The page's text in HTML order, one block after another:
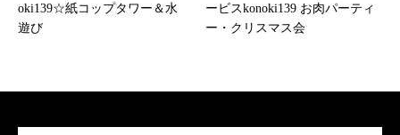
oki139☆紙コップタワー＆水
遊び
ービスkonoki139 お肉パーティ
ー・クリスマス会